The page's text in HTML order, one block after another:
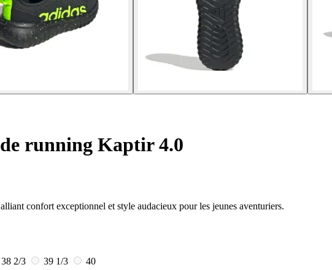
de running Kaptir 4.0
confort exceptionnel et style audacieux pour les jeunes aventuriers.
38 2/3 39 1/3
40